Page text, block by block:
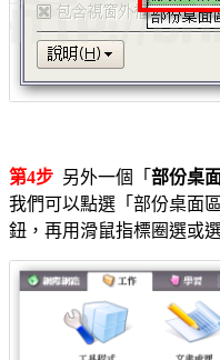
第4步 另外一個「 部份桌
我們可以點選「部份桌面
鈕，再用滑鼠指標圈選或